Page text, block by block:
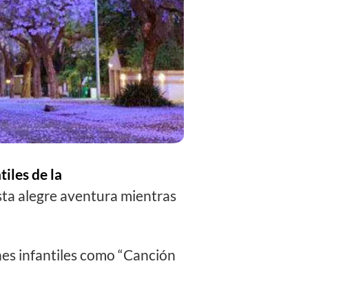
de la
alegre aventura mientras
infantiles como “Canción